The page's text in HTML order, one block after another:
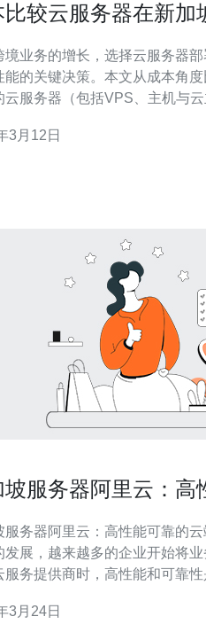
比较云服务器在新加
境业务的增长，选择云服务器
能的关键决策。本文从成本角
云服务器（包括VPS、主机与
础费用说起：硬件与机房成本在
3月12日
坡服务器阿里云：高
务器阿里云：高性能可靠的云端选择 随
发展，越来越多的企业开始将
服务提供商时，高性能和可靠
提供卓越的性能和可靠性。 新加坡作为一个国
3月24日